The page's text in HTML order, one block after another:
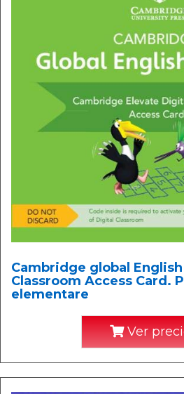
Cambridge global
Classroom Access Card.
elementare
Ver